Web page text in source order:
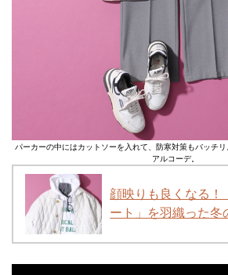
パーカーの中にはカットソーを入れて、防寒対策もバッチ
アルコーデ。
顔映りも良くなる！
ート」を羽織った冬